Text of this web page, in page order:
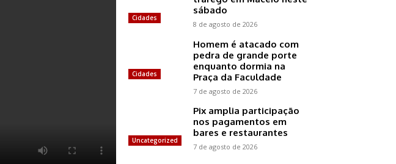
Cidades
sábado
8 de agosto de 2026
Cidades
Homem é atacado com
pedra de grande porte
enquanto dormia na
Praça da Faculdade
7 de agosto de 2026
Uncategorized
Pix amplia participação
nos pagamentos em
bares e restaurantes
7 de agosto de 2026